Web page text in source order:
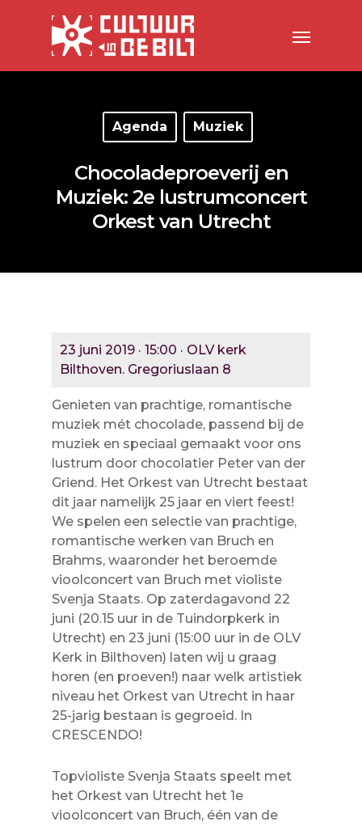
Agenda Muziek
Chocoladeproeverij en
Muziek: 2e lustrumconcert
Orkest van Utrecht
23 juni 2019 · 15:00 · OLV kerk
Bilthoven. Gregoriuslaan 8
Genieten van prachtige, romantische
muziek mét chocolade, passend bij de
muziek en speciaal gemaakt voor ons
lustrum door chocolatier Peter van der
Griend. Het Orkest van Utrecht bestaat
dit jaar namelijk 25 jaar en viert feest!
We spelen een selectie van prachtige,
romantische werken van Bruch en
Brahms, waaronder het beroemde
vioolconcert van Bruch met violiste
Svenja Staats. Op zaterdagavond 22
juni (20.15 uur in de Tuindorpkerk in
Utrecht) en 23 juni (15:00 uur in de OLV
Kerk in Bilthoven) laten wij u graag
horen (en proeven!) naar welk artistiek
niveau het Orkest van Utrecht in haar
25-jarig bestaan is gegroeid. In
CRESCENDO!
Topvioliste Svenja Staats speelt met
het Orkest van Utrecht het 1e
vioolconcert van Bruch, één van de